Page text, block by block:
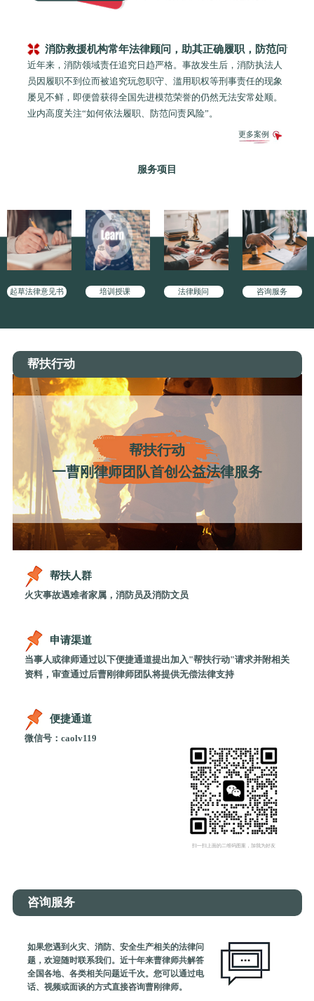
消防救援机构常年法律顾问，助其正确履职，防范问责
近年来，消防领域责任追究日趋严格。事故发生后，消防执法人
员因履职不到位而被追究玩忽职守、滥用职权等刑事责任的现象
屡见不鲜，即便曾获得全国先进模范荣誉的仍然无法安常处顺。
业内高度关注“如何依法履职、防范问责风险”。
更多案例
服务项目
起草法律意见书 培训授课 法律顾问 咨询服务
帮扶行动
帮扶行动
一曹刚律师团队首创公益法律服务
帮扶人群
火灾事故遇难者家属，消防员及消防文员
申请渠道
当事人或律师通过以下便捷通道提出加入"帮扶行动"请求并附相关
资料，审查通过后曹刚律师团队将提供无偿法律支持
便捷通道
微信号：caolv119
扫一扫上面的二维码图案，加我为好友
咨询服务
如果您遇到火灾、消防、安全生产相关的法律问
题，欢迎随时联系我们。近十年来曹律师共解答
全国各地、各类相关问题近千次。您可以通过电
话、视频或面谈的方式直接咨询曹刚律师。